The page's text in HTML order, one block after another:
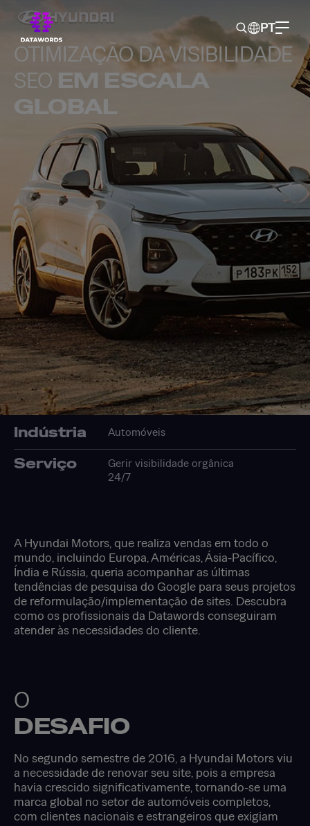
PT
OTIMIZAÇÃO DA VISIBILIDADE
SEO EM ESCALA
GLOBAL
Indústria Automóveis
Serviço
Gerir visibilidade orgânica
24/7
A Hyundai Motors, que realiza vendas em todo o
mundo, incluindo Europa, Américas, Ásia-Pacífico,
Índia e Rússia, queria acompanhar as últimas
tendências de pesquisa do Google para seus projetos
de reformulação/implementação de sites. Descubra
como os profissionais da Datawords conseguiram
atender às necessidades do cliente.
O
DESAFIO
No segundo semestre de 2016, a Hyundai Motors viu
a necessidade de renovar seu site, pois a empresa
havia crescido significativamente, tornando-se uma
marca global no setor de automóveis completos,
com clientes nacionais e estrangeiros que exigiam